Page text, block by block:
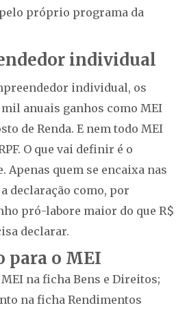
próprio programa da
individual
individual, os
mil anuais ganhos como MEI
de Renda. E nem todo MEI
O que vai definir é o
Apenas quem se encaixa nas
declaração como, por
pró-labore maior do que R$
declarar.
para o MEI
na ficha Bens e Direitos;
na ficha Rendimentos